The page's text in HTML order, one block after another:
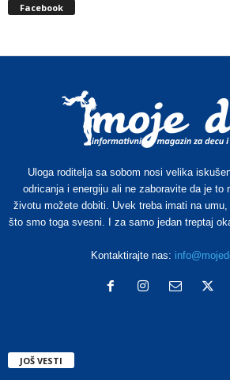
Facebook
Uloga roditelja sa sobom nosi velika
odricanja i energiju ali ne zaboravite da je to
životu možete dobiti. Uvek treba imati na
što smo toga svesni. I za samo jedan treptaj
Kontaktirajte nas:
JOŠ VESTI